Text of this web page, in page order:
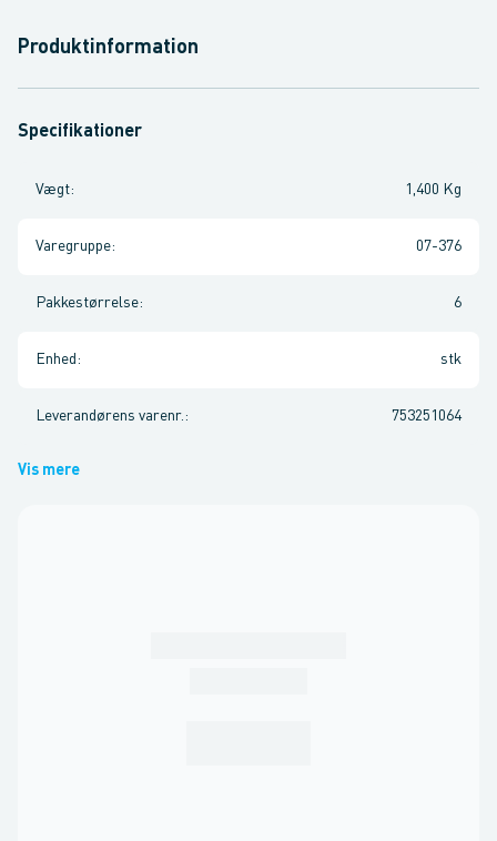
Produktinformation
Specifikationer
Vægt: 1,400 Kg
Varegruppe: 07-376
Pakkestørrelse: 6
Enhed : stk
Leverandørens varenr. : 753251064
Vis mere